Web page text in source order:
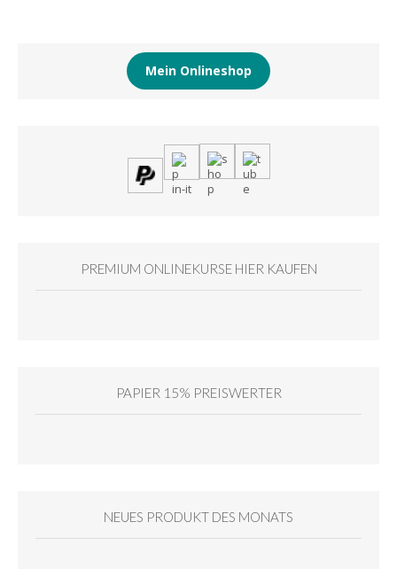
Mein Onlineshop
PREMIUM ONLINEKURSE HIER KAUFEN
PAPIER 15% PREISWERTER
NEUES PRODUKT DES MONATS